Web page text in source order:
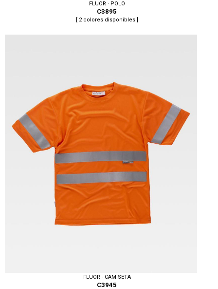
Tallas: S, M, L, XL, XXL, 3XL
FLUOR · POLO
C3895
[ 2 colores disponibles ]
FLUOR · CAMISETA
C3945